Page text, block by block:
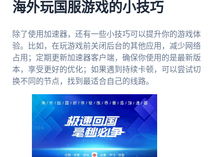
海外玩国服游戏的小技巧
除了使用加速器，还有一些小技巧可以提升你的游戏体
验。比如，在玩游戏前关闭后台的其他应用，减少网络
占用；定期更新加速器客户端，确保你使用的是最新版
本，享受更好的优化；如果遇到持续卡顿，可以尝试切
换不同的节点，找到最适合自己的线路。